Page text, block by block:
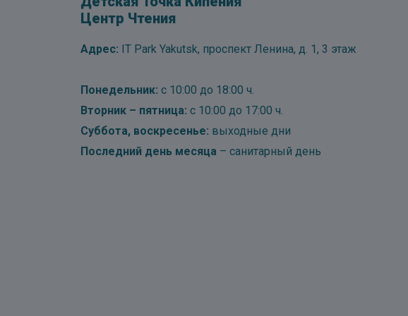
Центр Чтения
Адрес: IT Park Yakutsk, проспект Ленина, д. 1, 3 этаж
Понедельник: с 10:00 до 18:00 ч.
Вторник – пятница: с 10:00 до 17:00 ч.
Суббота, воскресенье: выходные дни
Последний день месяца – санитарный день